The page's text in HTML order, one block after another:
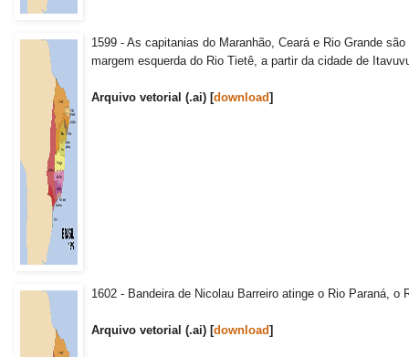
1599 - As capitanias do Maranhão, Ceará e Rio Grande
margem esquerda do Rio Tietê, a partir da cidade de
Arquivo vetorial (.ai) [download]
1602 - Bandeira de Nicolau Barreiro atinge o Rio Paraná,
Arquivo vetorial (.ai) [download]